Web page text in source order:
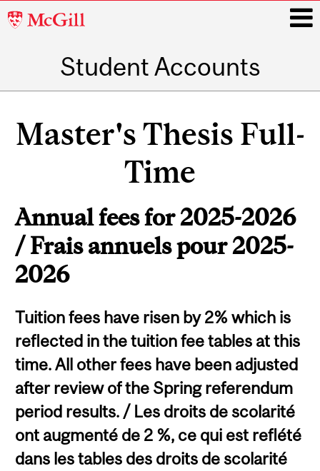
McGill
Student Accounts
navigation
Master's Thesis Full-
Time
Annual fees for 2025-2026
/ Frais annuels pour 2025-
2026
Tuition fees have risen by 2% which is
reflected in the tuition fee tables at this
time. All other fees have been adjusted
after review of the Spring referendum
period results. / Les droits de scolarité
ont augmenté de 2 %, ce qui est reflété
dans les tables des droits de scolarité